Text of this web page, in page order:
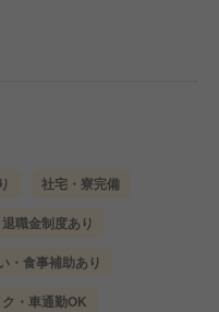
社宅・寮完備
退職金制度あり
・食事補助あり
・車通勤OK